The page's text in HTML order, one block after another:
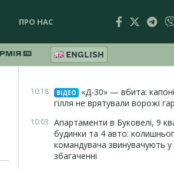
ПРО НАС
ENGLISH
10:18 ВІДЕО
«Д-30» — вбита:
гілля не врятували ворожі
10:03 Апартаменти в Буковелі, 9
будинки та 4 авто:
командувача звинувачують
збагаченні